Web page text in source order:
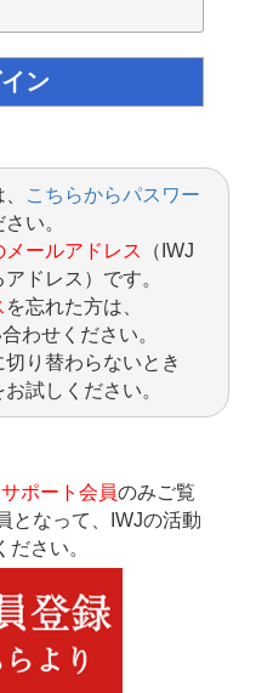
こちらからパスワー
い。
メールアドレス
（IWJ
ドレス）です。
を忘れた方は、
わせください。
り替わらないとき
試しください。
ポート会員のみご覧
となって、IWJの活動
ださい。